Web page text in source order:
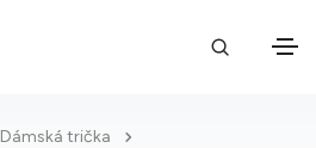
Dámská trička